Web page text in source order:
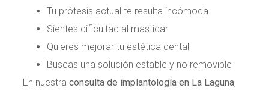
Tu prótesis actual te resulta incómoda
Sientes dificultad al masticar
Quieres mejorar tu estética dental
Buscas una solución estable y no removible
En nuestra consulta de implantología en La Laguna,